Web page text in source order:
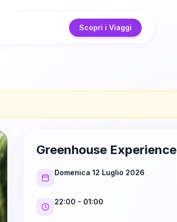
Scopri i Viaggi
Greenhouse Experience
Domenica 12 Luglio 2026
22:00 - 01:00